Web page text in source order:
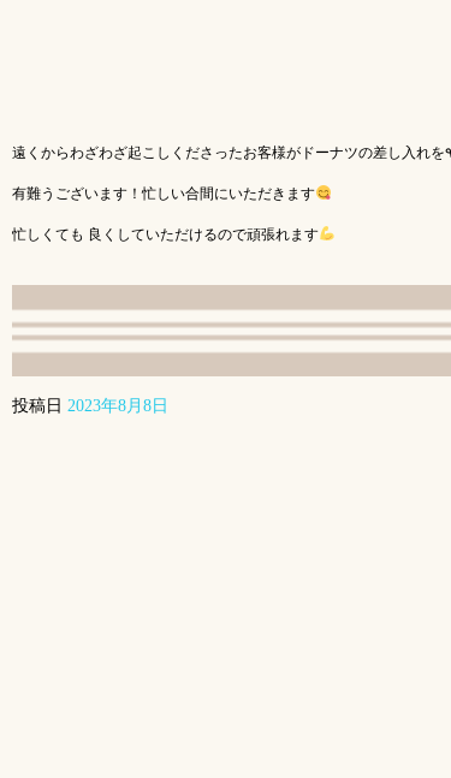
有難うございます！忙しい合間にいただきます
忙しくても 良くしていただけるので頑張れます
投稿日 2023年8月8日